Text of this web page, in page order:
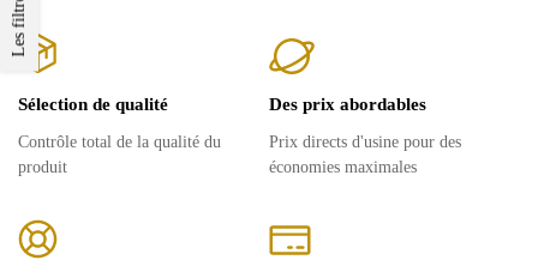
Les filtres
Sélection de qualité
Contrôle total de la qualité du
produit
Des prix abordables
Prix ​​directs d'usine pour des
économies maximales